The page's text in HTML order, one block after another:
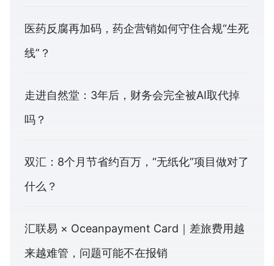
医药反腐再加码，药企营销如何守住合规“生死
线”？
走进自然堂：3年后，财务会完全被AI取代掉
吗？
双汇：8个月节省约百万，“无纸化”项目做对了
什么？
汇联易 × Oceanpayment Card｜差旅费用越
来越难管，问题可能不在报销